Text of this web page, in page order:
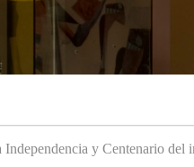
Independencia y Centenario